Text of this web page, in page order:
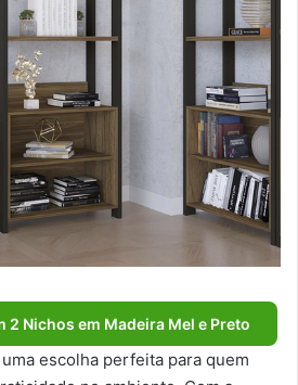
2 Nichos em Madeira Mel e Preto
escolha perfeita para quem